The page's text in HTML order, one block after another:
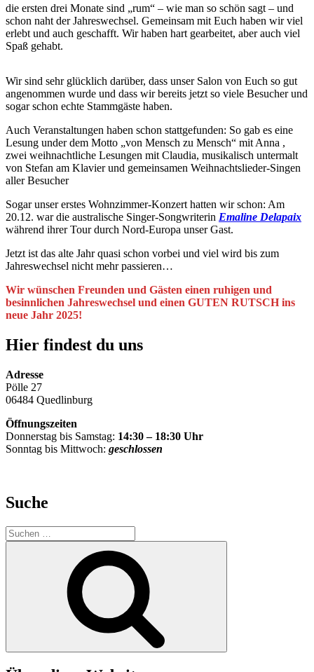
die ersten drei Monate sind „rum“ – wie man so schön sagt – und
schon naht der Jahreswechsel. Gemeinsam mit Euch haben wir viel
erlebt und auch geschafft. Wir haben hart gearbeitet, aber auch viel
Spaß gehabt.
Wir sind sehr glücklich darüber, dass unser Salon von Euch so gut
angenommen wurde und dass wir bereits jetzt so viele Besucher und
sogar schon echte Stammgäste haben.
Auch Veranstaltungen haben schon stattgefunden: So gab es eine
Lesung under dem Motto „von Mensch zu Mensch“ mit Anna ,
zwei weihnachtliche Lesungen mit Claudia, musikalisch untermalt
von Stefan am Klavier und gemeinsamen Weihnachtslieder-Singen
aller Besucher
Sogar unser erstes Wohnzimmer-Konzert hatten wir schon: Am
20.12. war die australische Singer-Songwriterin Emaline Delapaix
während ihrer Tour durch Nord-Europa unser Gast.
Jetzt ist das alte Jahr quasi schon vorbei und viel wird bis zum
Jahreswechsel nicht mehr passieren…
Wir wünschen Freunden und Gästen einen ruhigen und
besinnlichen Jahreswechsel und einen GUTEN RUTSCH ins
neue Jahr 2025!
Hier findest du uns
Adresse
Pölle 27
06484 Quedlinburg
Öffnungszeiten
Donnerstag bis Samstag: 14:30 – 18:30 Uhr
Sonntag bis Mittwoch: geschlossen
Suche
Suche
nach: